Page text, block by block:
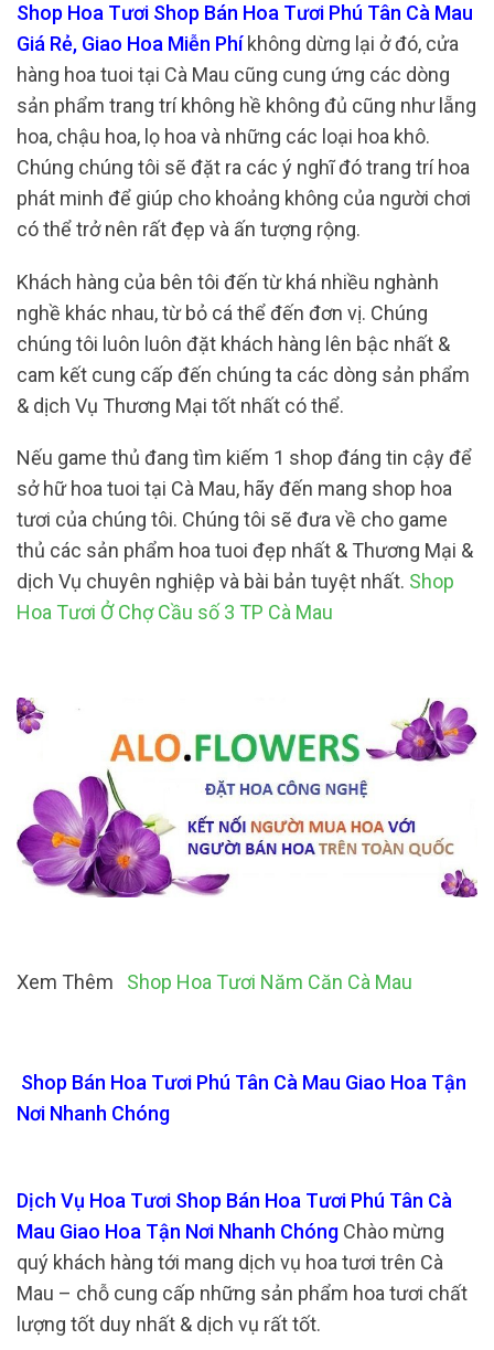
Shop Hoa Tươi Shop Bán Hoa Tươi Phú Tân Cà Mau
Giá Rẻ, Giao Hoa Miễn Phíkhông dừng lại ở đó, cửa
hàng hoa tuoi tại Cà Mau cũng cung ứng các dòng
sản phẩm trang trí không hề không đủ cũng như lẵng
hoa, chậu hoa, lọ hoa và những các loại hoa khô.
Chúng chúng tôi sẽ đặt ra các ý nghĩ đó trang trí hoa
phát minh để giúp cho khoảng không của người chơi
có thể trở nên rất đẹp và ấn tượng rộng.
Khách hàng của bên tôi đến từ khá nhiều nghành
nghề khác nhau, từ bỏ cá thể đến đơn vị. Chúng
chúng tôi luôn luôn đặt khách hàng lên bậc nhất &
cam kết cung cấp đến chúng ta các dòng sản phẩm
& dịch Vụ Thương Mại tốt nhất có thể.
Nếu game thủ đang tìm kiếm 1 shop đáng tin cậy để
sở hữ hoa tuoi tại Cà Mau, hãy đến mang shop hoa
tươi của chúng tôi. Chúng tôi sẽ đưa về cho game
thủ các sản phẩm hoa tuoi đẹp nhất & Thương Mại &
dịch Vụ chuyên nghiệp và bài bản tuyệt nhất. Shop
Hoa Tươi Ở Chợ Cầu số 3 TP Cà Mau
Xem Thêm Shop Hoa Tươi Năm Căn Cà Mau
Shop Bán Hoa Tươi Phú Tân Cà Mau Giao Hoa Tận
Nơi Nhanh Chóng
Dịch Vụ Hoa Tươi Shop Bán Hoa Tươi Phú Tân Cà
Mau Giao Hoa Tận Nơi Nhanh Chóng Chào mừng
quý khách hàng tới mang dịch vụ hoa tươi trên Cà
Mau – chỗ cung cấp những sản phẩm hoa tươi chất
lượng tốt duy nhất & dịch vụ rất tốt.